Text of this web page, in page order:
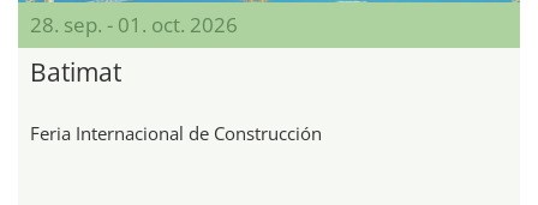
28. sep. - 01. oct. 2026
Batimat
Feria Internacional de Construcción